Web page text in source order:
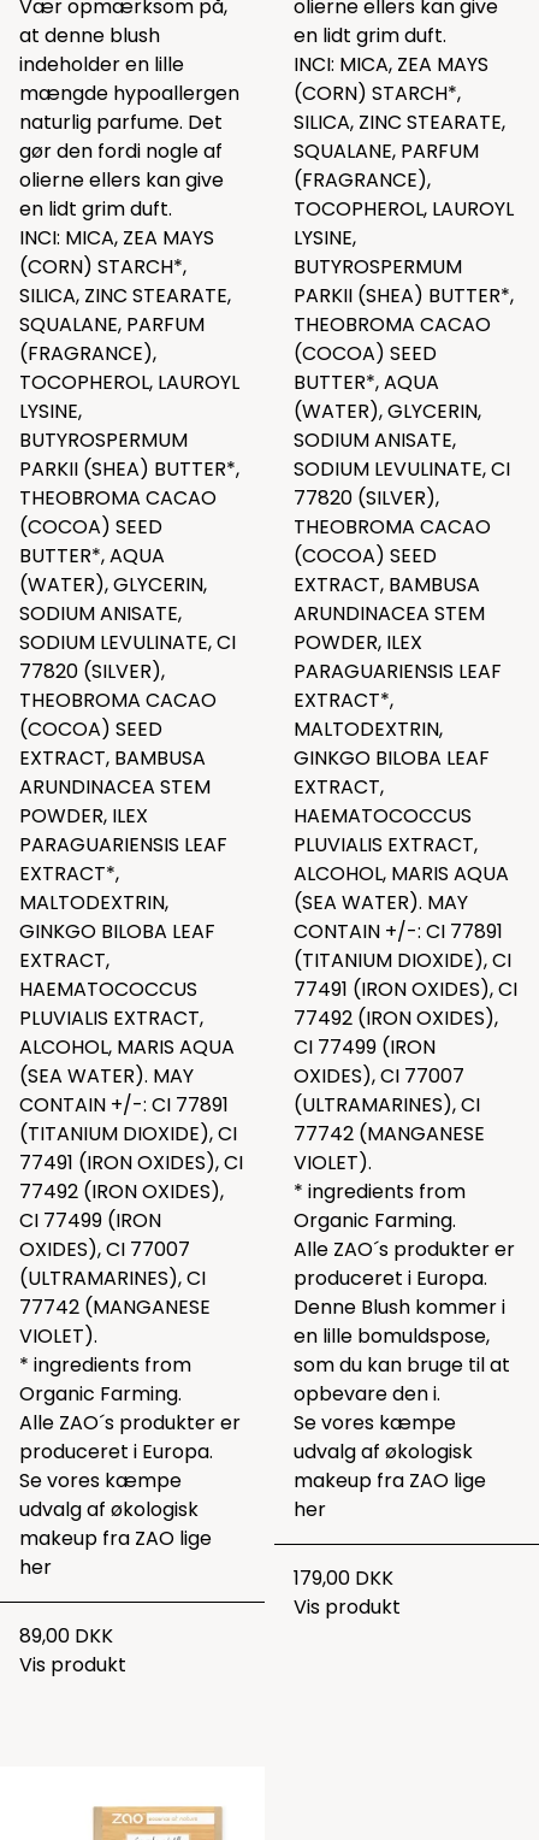
Vær opmærksom på,
at denne blush
indeholder en lille
mængde hypoallergen
naturlig parfume. Det
gør den fordi nogle af
olierne ellers kan give
en lidt grim duft.
INCI: MICA, ZEA MAYS
(CORN) STARCH*,
SILICA, ZINC STEARATE,
SQUALANE, PARFUM
(FRAGRANCE),
TOCOPHEROL, LAUROYL
LYSINE,
BUTYROSPERMUM
PARKII (SHEA) BUTTER*,
THEOBROMA CACAO
(COCOA) SEED
BUTTER*, AQUA
(WATER), GLYCERIN,
SODIUM ANISATE,
SODIUM LEVULINATE, CI
77820 (SILVER),
THEOBROMA CACAO
(COCOA) SEED
EXTRACT, BAMBUSA
ARUNDINACEA STEM
POWDER, ILEX
PARAGUARIENSIS LEAF
EXTRACT*,
MALTODEXTRIN,
GINKGO BILOBA LEAF
EXTRACT,
HAEMATOCOCCUS
PLUVIALIS EXTRACT,
ALCOHOL, MARIS AQUA
(SEA WATER). MAY
CONTAIN +/-: CI 77891
(TITANIUM DIOXIDE), CI
77491 (IRON OXIDES), CI
77492 (IRON OXIDES),
CI 77499 (IRON
OXIDES), CI 77007
(ULTRAMARINES), CI
77742 (MANGANESE
VIOLET).
* ingredients from
Organic Farming.
Alle ZAO´s produkter er
produceret i Europa.
Se vores kæmpe
udvalg af økologisk
makeup fra ZAO lige
her
89,00 DKK
Vis produkt
olierne ellers kan give
en lidt grim duft.
INCI: MICA, ZEA MAYS
(CORN) STARCH*,
SILICA, ZINC STEARATE,
SQUALANE, PARFUM
(FRAGRANCE),
TOCOPHEROL, LAUROYL
LYSINE,
BUTYROSPERMUM
PARKII (SHEA) BUTTER*,
THEOBROMA CACAO
(COCOA) SEED
BUTTER*, AQUA
(WATER), GLYCERIN,
SODIUM ANISATE,
SODIUM LEVULINATE, CI
77820 (SILVER),
THEOBROMA CACAO
(COCOA) SEED
EXTRACT, BAMBUSA
ARUNDINACEA STEM
POWDER, ILEX
PARAGUARIENSIS LEAF
EXTRACT*,
MALTODEXTRIN,
GINKGO BILOBA LEAF
EXTRACT,
HAEMATOCOCCUS
PLUVIALIS EXTRACT,
ALCOHOL, MARIS AQUA
(SEA WATER). MAY
CONTAIN +/-: CI 77891
(TITANIUM DIOXIDE), CI
77491 (IRON OXIDES), CI
77492 (IRON OXIDES),
CI 77499 (IRON
OXIDES), CI 77007
(ULTRAMARINES), CI
77742 (MANGANESE
VIOLET).
* ingredients from
Organic Farming.
Alle ZAO´s produkter er
produceret i Europa.
Denne Blush kommer i
en lille bomuldspose,
som du kan bruge til at
opbevare den i.
Se vores kæmpe
udvalg af økologisk
makeup fra ZAO lige
her
179,00 DKK
Vis produkt